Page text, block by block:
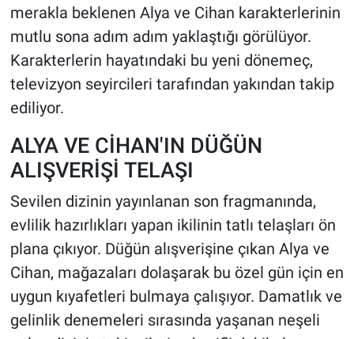
merakla beklenen Alya ve Cihan karakterlerinin
mutlu sona adım adım yaklaştığı görülüyor.
Karakterlerin hayatındaki bu yeni dönemeç,
televizyon seyircileri tarafından yakından takip
ediliyor.
ALYA VE CİHAN'IN DÜĞÜN
ALIŞVERİŞİ TELAŞI
Sevilen dizinin yayınlanan son fragmanında,
evlilik hazırlıkları yapan ikilinin tatlı telaşları ön
plana çıkıyor. Düğün alışverişine çıkan Alya ve
Cihan, mağazaları dolaşarak bu özel gün için en
uygun kıyafetleri bulmaya çalışıyor. Damatlık ve
gelinlik denemeleri sırasında yaşanan neşeli